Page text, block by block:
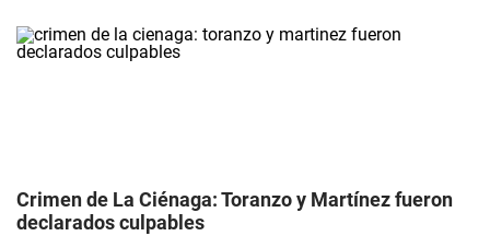
Crimen de La Ciénaga: Toranzo y Martínez fueron
declarados culpables